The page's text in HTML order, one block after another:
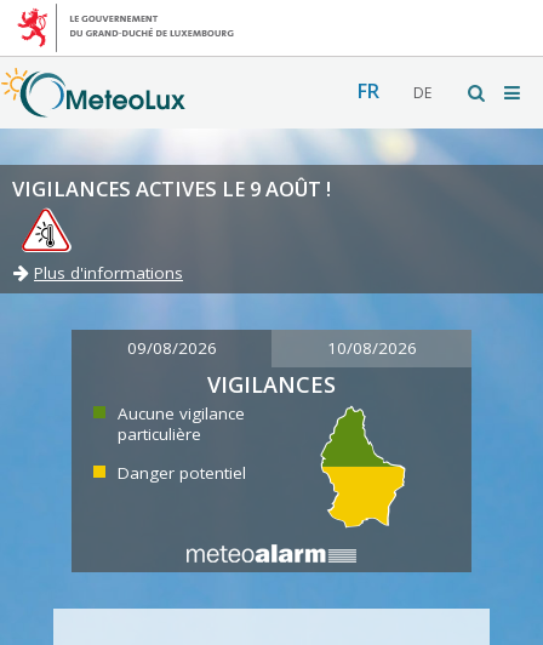
FR DE
VIGILANCES ACTIVES LE 9 AOÛT !
Plus d'informations
09/08/2026 10/08/2026
VIGILANCES
Aucune vigilance
particulière
Danger potentiel